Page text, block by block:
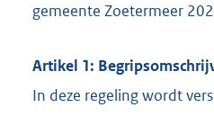
gemeente Zoetermeer
Artikel 1:
In deze regeling wordt